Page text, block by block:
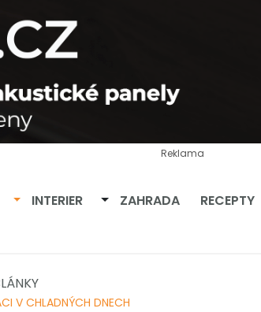
Reklama
Přepnout dropdown
INTERIER Přepnout dropdown
ZAHRADA RECEPTY
V CHLADNÝCH DNECH